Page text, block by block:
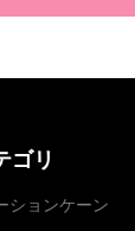
ゴリ
ションケーン